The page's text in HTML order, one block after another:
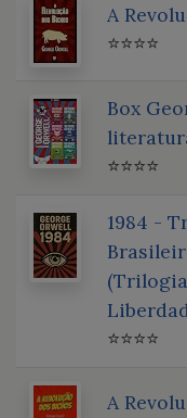
A
⭐⭐⭐⭐
Box
⭐⭐⭐⭐
1984 -
⭐⭐⭐⭐
A